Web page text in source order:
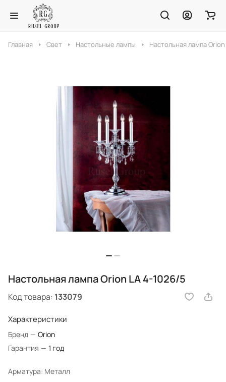
Главная Свет Настольные лампы Настольная лампа
Настольная лампа Orion LA 4-1026/5
Код товара: 133079
Характеристики
Бренд — Orion
Гарантия — 1 год
Арматура: Металл